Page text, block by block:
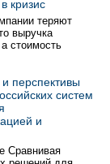
кризис
теряют
выручка
стоимость
перспективы
систем
и
Сравнивая